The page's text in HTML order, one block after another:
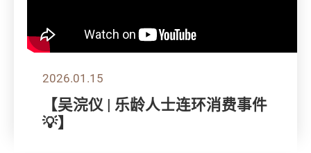
2026.01.15
【吴浣仪 | 乐龄人士连环消费事件
💡】